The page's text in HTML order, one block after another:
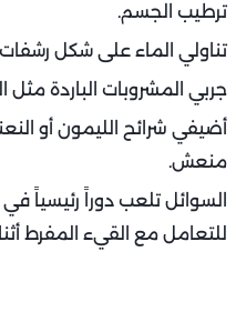
ترطيب الجسم.
تناولي الماء على شكل
جربي المشروبات الباردة مثل
أضيفي شرائح الليمون أو
منعش.
السوائل تلعب دوراً
للتعامل مع القيء المفرط